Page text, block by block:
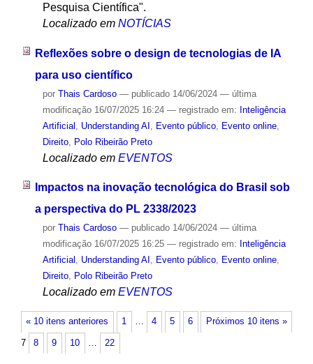
Pesquisa Científica".
Localizado em NOTÍCIAS
Reflexões sobre o design de tecnologias de IA
para uso científico
por Thais Cardoso — publicado14/06/2024 — última
modificação16/07/2025 16:24 — registrado em: Inteligência
Artificial
Understanding AI Evento público, Evento online,
Direito, Polo Ribeirão Preto
Localizado em EVENTOS
Impactos na inovação tecnológica do Brasil sob
a perspectiva do PL 2338/2023
por Thais Cardoso — publicado14/06/2024 — última
modificação16/07/2025 16:25 — registrado em: Inteligência
Artificial , Understanding AI , Evento público, Evento online,
Direito, Polo Ribeirão Preto
Localizado em EVENTOS
« 10 itens anteriores Próximos 10 itens »
1 … 4 5 6
7 8 9 10 … 22